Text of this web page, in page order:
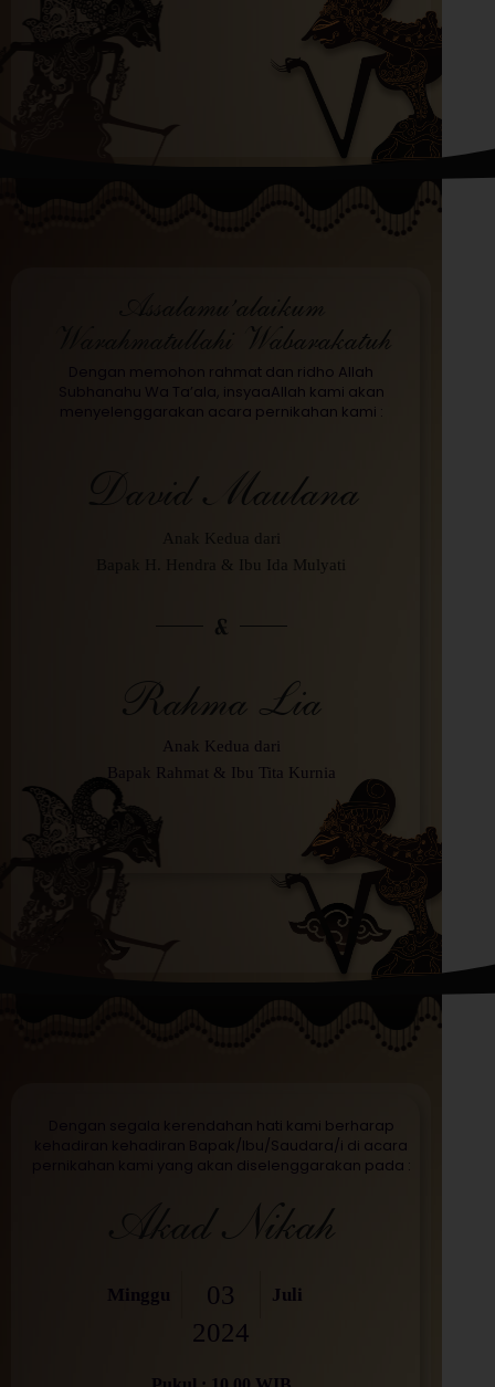
Assalamu’alaikum
Warahmatullahi Wabarakatuh
Dengan memohon rahmat dan ridho Allah
Subhanahu Wa Ta’ala, insyaaAllah kami akan
menyelenggarakan acara pernikahan kami :
David Maulana
Anak Kedua dari
Bapak H. Hendra & Ibu Ida Mulyati
&
Rahma Lia
Anak Kedua dari
Bapak Rahmat & Ibu Tita Kurnia
Dengan segala kerendahan hati kami berharap
kehadiran kehadiran Bapak/Ibu/Saudara/i di acara
pernikahan kami yang akan diselenggarakan pada :
Akad Nikah
Minggu 03 Juli
2024